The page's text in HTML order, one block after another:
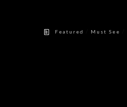
Featured Must See